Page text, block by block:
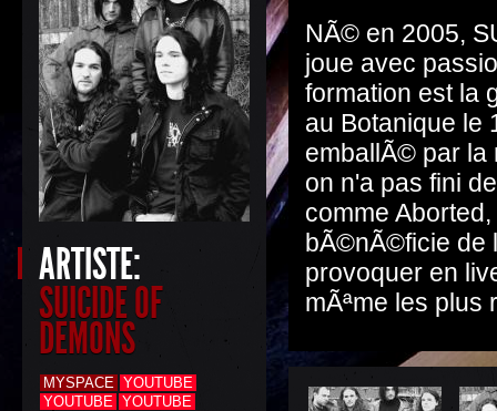
ARTISTE:
SUICIDE OF
DEMONS
MYSPACE YOUTUBE
YOUTUBE YOUTUBE
NÃ© en 2005,
joue avec
formation est la
au Botanique le
emballÃ© par la
on n'a pas fini
comme
bÃ©nÃ©ficie de
provoquer en
mÃªme les plus